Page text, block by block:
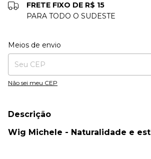
FRETE FIXO DE R$ 15
PARA TODO O SUDESTE
Entregas para o CEP:
Meios de envio
Não sei meu CEP
Descrição
Wig Michele - Naturalidade e